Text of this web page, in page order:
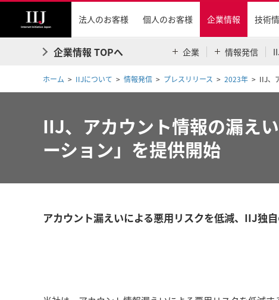
法人のお客様 個人のお客様 企業情報 技術
企業情報 TOPへ 企業 情報発信
ホーム IIJについて 情報発信 プレスリリース 2023年 IIJ、
IIJ、アカウント情報の漏え
ーション」を提供開始
アカウント漏えいによる悪用リスクを低減、IIJ独